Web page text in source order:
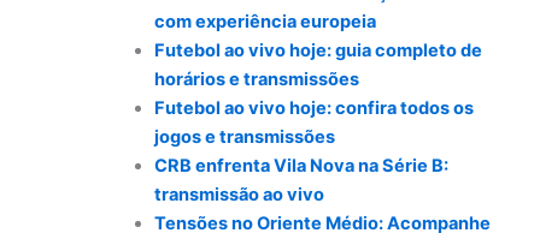
com experiência europeia
Futebol ao vivo hoje: guia completo de
horários e transmissões
Futebol ao vivo hoje: confira todos os
jogos e transmissões
CRB enfrenta Vila Nova na Série B:
transmissão ao vivo
Tensões no Oriente Médio: Acompanhe